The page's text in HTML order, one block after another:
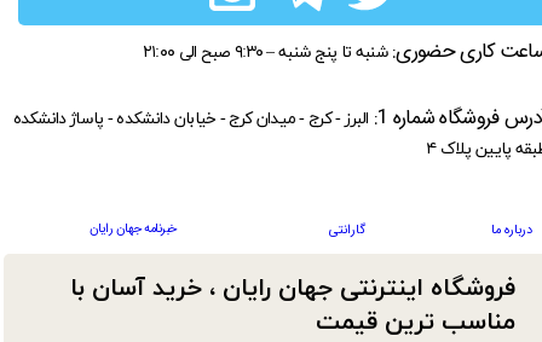
فروشگاه اینترنتی جهان رایان ، خرید آسان با
مناسب ترین قیمت​​​​​​​
کاری حضوری: شنبه تا پنج شنبه – ۹:۳۰ صبح الی ۲۱:۰۰
درباره ما گارانتی خبرنامه جهان رایان
فروشگاه شماره 1:
البرز - کرج - میدان کرج - خیابان دانشکده - پاساژ دانشکده
پایین پلاک ۴